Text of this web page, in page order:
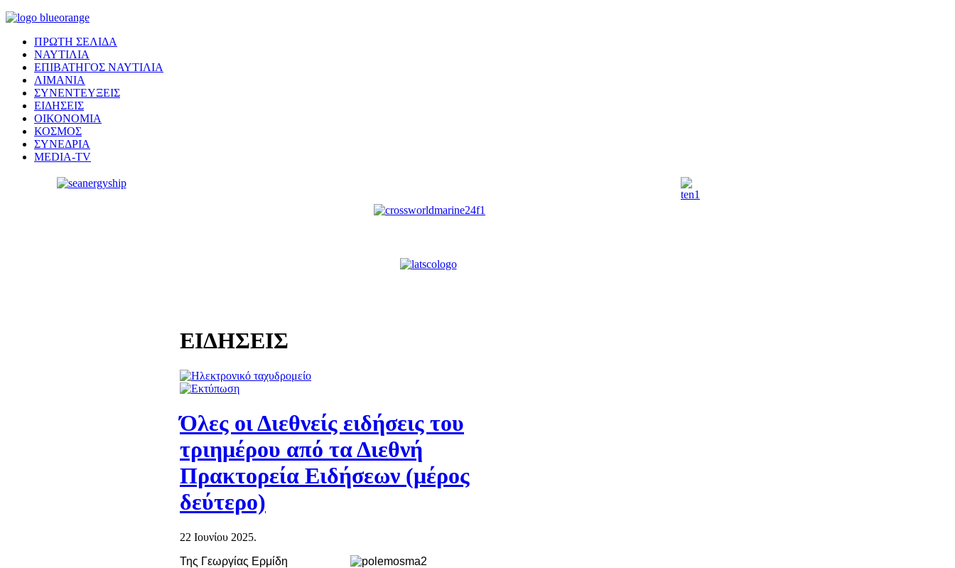
ΠΡΩΤΗ ΣΕΛΙΔΑ
ΝΑΥΤΙΛΙΑ
ΕΠΙΒΑΤΗΓΟΣ ΝΑΥΤΙΛΙΑ
ΛΙΜΑΝΙΑ
ΣΥΝΕΝΤΕΥΞΕΙΣ
ΕΙΔΗΣΕΙΣ
ΟΙΚΟΝΟΜΙΑ
ΚΟΣΜΟΣ
ΣΥΝΕΔΡΙΑ
MEDIA-TV
ΕΙΔΗΣΕΙΣ
Όλες οι Διεθνείς ειδήσεις του
τριημέρου από τα Διεθνή
Πρακτορεία Ειδήσεων (μέρος
δεύτερο)
22 Ιουνίου 2025.
Της Γεωργίας Ερμίδη